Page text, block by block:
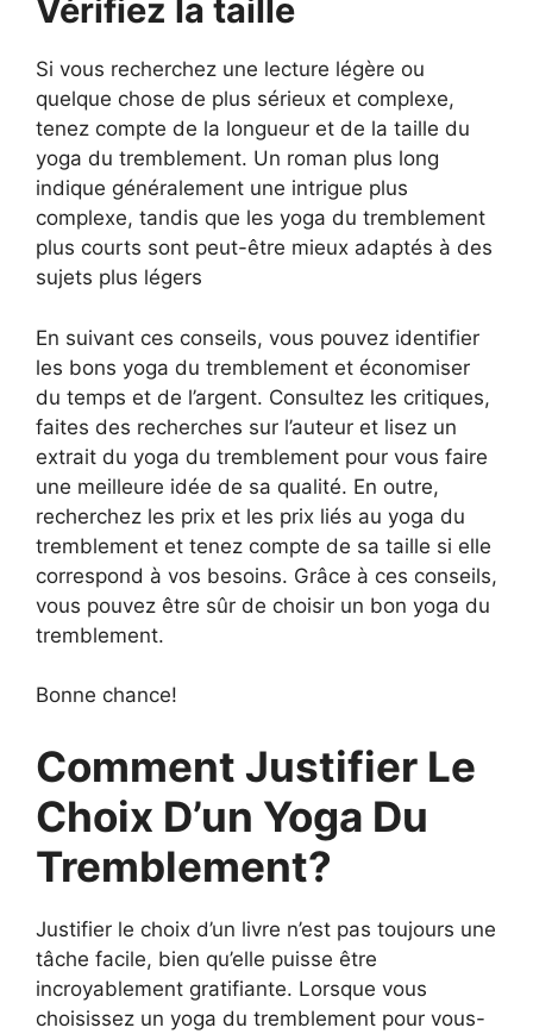
Vérifiez la taille
Si vous recherchez une lecture légère ou
quelque chose de plus sérieux et complexe,
tenez compte de la longueur et de la taille du
yoga du tremblement. Un roman plus long
indique généralement une intrigue plus
complexe, tandis que les yoga du tremblement
plus courts sont peut-être mieux adaptés à des
sujets plus légers
En suivant ces conseils, vous pouvez identifier
les bons yoga du tremblement et économiser
du temps et de l’argent. Consultez les critiques,
faites des recherches sur l’auteur et lisez un
extrait du yoga du tremblement pour vous faire
une meilleure idée de sa qualité. En outre,
recherchez les prix et les prix liés au yoga du
tremblement et tenez compte de sa taille si elle
correspond à vos besoins. Grâce à ces conseils,
vous pouvez être sûr de choisir un bon yoga du
tremblement.
Bonne chance!
Comment Justifier Le
Choix D’un Yoga Du
Tremblement?
Justifier le choix d’un livre n’est pas toujours une
tâche facile, bien qu’elle puisse être
incroyablement gratifiante. Lorsque vous
choisissez un yoga du tremblement pour vous-